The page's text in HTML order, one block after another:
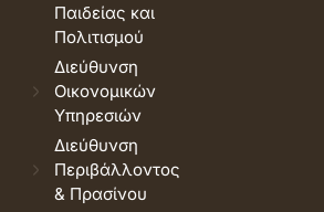
Παιδείας και
Πολιτισμού
Διεύθυνση
Οικονομικών
Υπηρεσιών
Διεύθυνση
Περιβάλλοντος
& Πρασίνου